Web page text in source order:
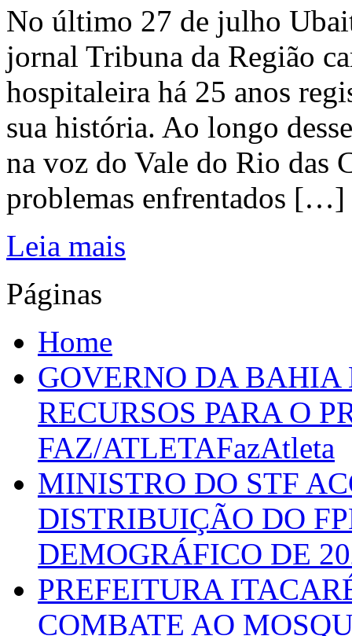
No último 27 de julho
jornal Tribuna da Região
hospitaleira há 25 anos
sua história. Ao longo
na voz do Vale do Rio das
problemas enfrentados […]
Leia mais
Páginas
Home
GOVERNO DA
RECURSOS PARA O
FAZ/ATLETAFazAtleta
MINISTRO DO STF
DISTRIBUIÇÃO DO
DEMOGRÁFICO DE
PREFEITURA
COMBATE AO